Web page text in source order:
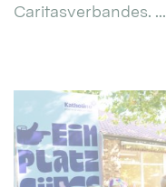
Caritasverbandes. ...